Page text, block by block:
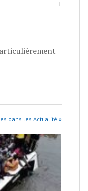
dans les Actualité »